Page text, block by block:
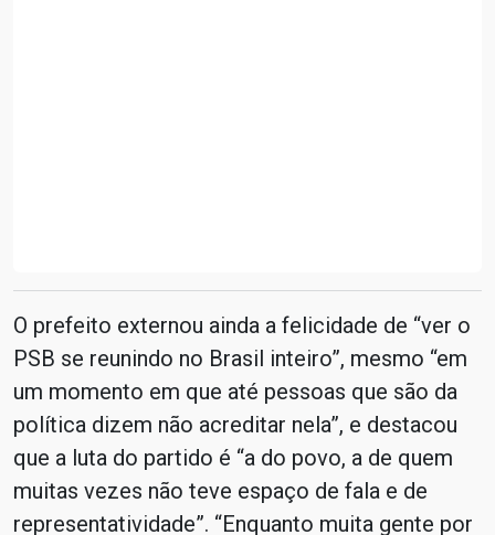
O prefeito externou ainda a felicidade de “ver o
PSB se reunindo no Brasil inteiro”, mesmo “em
um momento em que até pessoas que são da
política dizem não acreditar nela”, e destacou
que a luta do partido é “a do povo, a de quem
muitas vezes não teve espaço de fala e de
representatividade”. “Enquanto muita gente por